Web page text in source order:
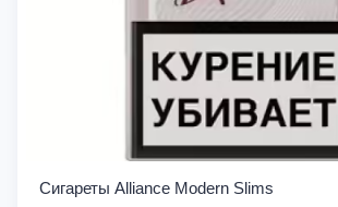
Сигареты Alliance Modern Slims